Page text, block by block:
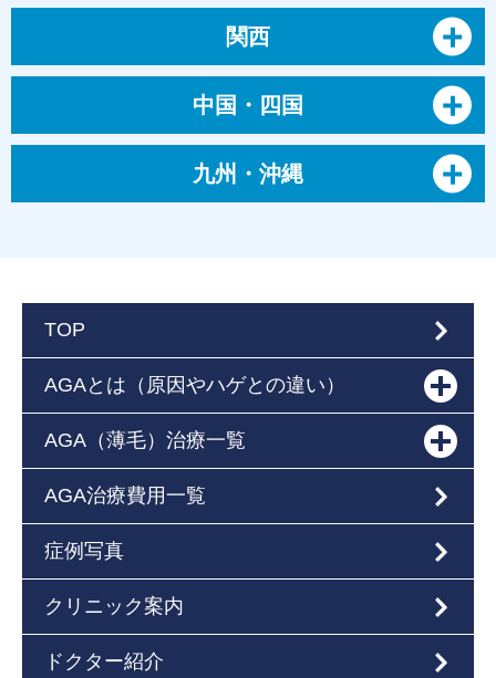
関西
中国・四国
九州・沖縄
TOP
AGAとは（原因やハゲとの違い）
AGA（薄毛）治療一覧
AGA治療費用一覧
症例写真
クリニック案内
ドクター紹介